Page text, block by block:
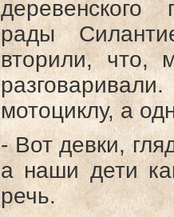
деревенского
рады
вторили, что,
мотоциклу, а
- Вот девки,
а наши дети
речь.